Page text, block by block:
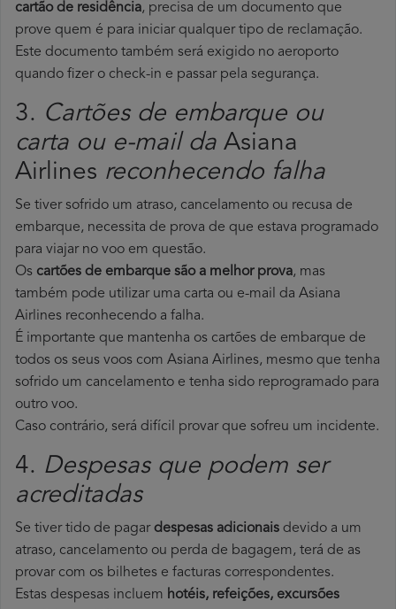
cartão de residência, precisa de um documento que
prove quem é para iniciar qualquer tipo de reclamação.
Este documento também será exigido no aeroporto
quando fizer o check-in e passar pela segurança.
3. Cartões de embarque ou
carta ou e-mail da Asiana
Airlines reconhecendo falha
Se tiver sofrido um atraso, cancelamento ou recusa de
embarque, necessita de prova de que estava programado
para viajar no voo em questão.
Os cartões de embarque são a melhor prova, mas
também pode utilizar uma carta ou e-mail da Asiana
Airlines reconhecendo a falha.
É importante que mantenha os cartões de embarque de
todos os seus voos com Asiana Airlines, mesmo que tenha
sofrido um cancelamento e tenha sido reprogramado para
outro voo.
Caso contrário, será difícil provar que sofreu um incidente.
4. Despesas que podem ser
acreditadas
Se tiver tido de pagardespesas adicionais devido a um
atraso, cancelamento ou perda de bagagem, terá de as
provar com os bilhetes e facturas correspondentes.
Estas despesas incluem hotéis, refeições, excursões